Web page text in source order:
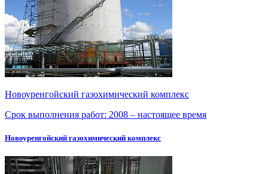
Новоуренгойский газохимический комплекс
Срок выполнения работ: 2008 – настоящее время
Новоуренгойский газохимический комплекс